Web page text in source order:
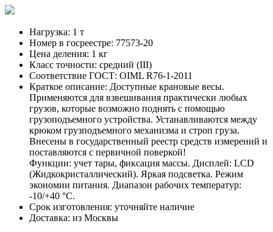
Нагрузка: 1 т
Номер в госреестре: 77573-20
Цена деления: 1 кг
Класс точности: средний (III)
Соответствие ГОСТ: OIML R76-1-2011
Краткое описание: Доступные крановые весы.
Применяются для взвешивания практически любых
грузов, которые возможно поднять с помощью
грузоподъемного устройства. Устанавливаются между
крюком грузподъемного механизма и строп груза.
Внесены в государственный реестр средств измерений и
поставляются с первичной поверкой!
Функции: учет тары, фиксация массы. Дисплей: LСD
(Жидкокристаллический). Яркая подсветка. Режим
экономии питания. Диапазон рабочих температур:
-10/+40 °С.
Срок изготовления: уточняйте наличие
Доставка: из Москвы